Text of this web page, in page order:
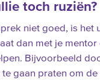
toch ruziën?
niet goed, is het
dan met je
Bijvoorbeeld
gaan praten om de